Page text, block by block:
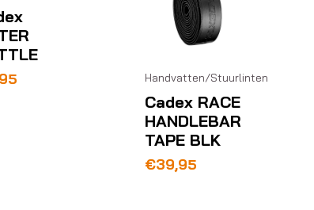
Handvatten/Stuurlinten
Cadex RACE
HANDLEBAR
TAPE BLK
€39,95